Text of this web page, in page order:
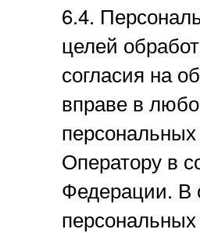
6.4.
целей
согласия на
вправе в
Оператору в
Федерации. В